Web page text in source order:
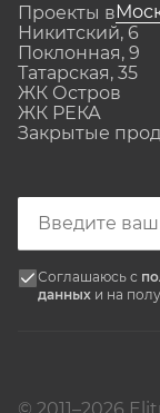
Проекты в
Никитский, 6
Поклонная, 9
Татарская, 35
ЖК Остров
ЖК РЕКА
Закрытые
Соглашаюсь с
данных и на